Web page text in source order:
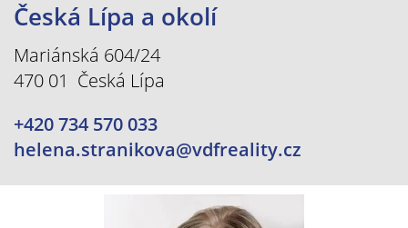
Česká Lípa a okolí
Mariánská 604/24
470 01 Česká Lípa
+420 734 570 033
helena.stranikova@vdfreality.cz